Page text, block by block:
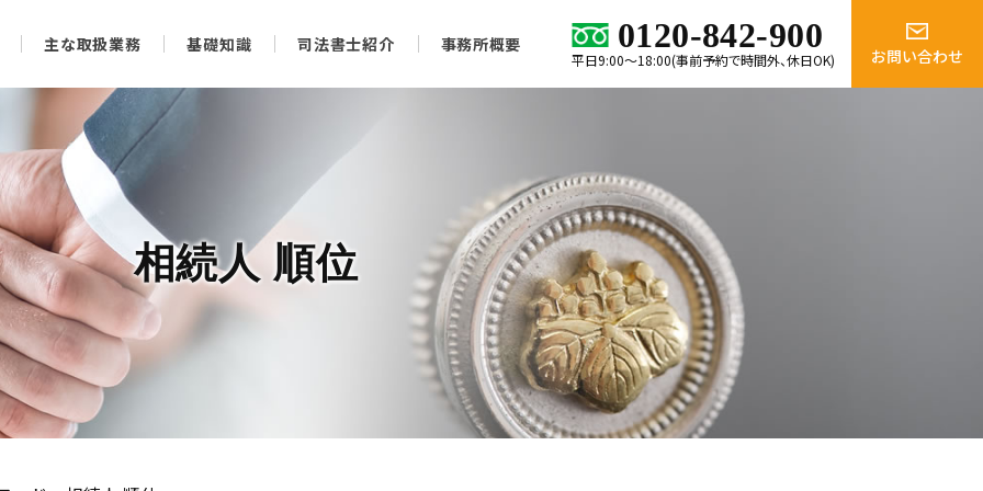
0120-842-900
平日9:00～18:00(事前予約で時間外、休日OK) お問い合わせ
主な取扱業務 基礎知識 司法書士紹介 事務所概要
相続人 順位